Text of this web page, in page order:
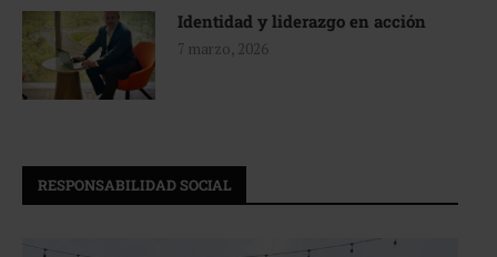
Identidad y liderazgo en acción
7 marzo, 2026
RESPONSABILIDAD SOCIAL